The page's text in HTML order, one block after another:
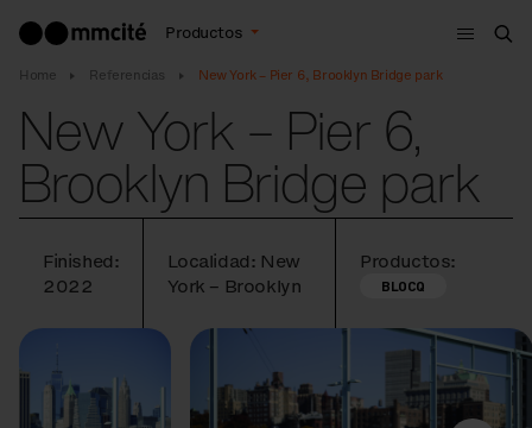
Productos
Menú
Home Referencias New York – Pier 6, Brooklyn Bridge park
New York – Pier 6,
Brooklyn Bridge park
Finished:
2022
Localidad: New
York – Brooklyn
Productos:
BLOCQ